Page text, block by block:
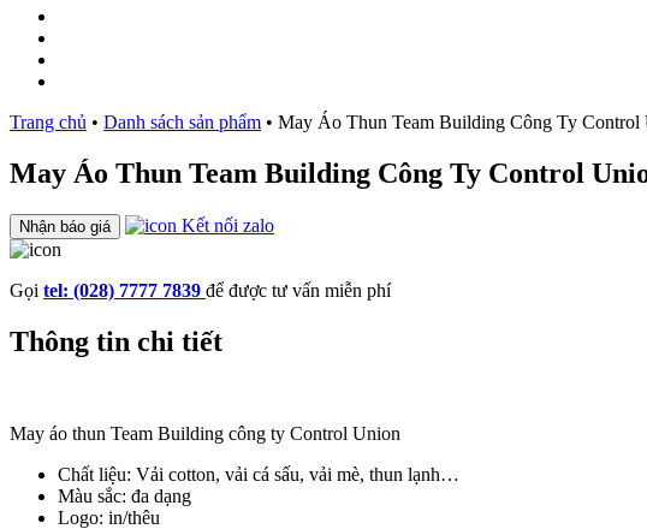
Trang chủ • Danh sách sản phẩm • May Áo Thun Team Building Công Ty Control
May Áo Thun Team Building Công Ty Control
Nhận báo giá Kết nối zalo
Gọi tel: (028) 7777 7839 để được tư vấn miễn phí
Thông tin chi tiết
May áo thun Team Building công ty Control Union
Chất liệu: Vải cotton, vải cá sấu, vải mè, thun lạnh…
Màu sắc: đa dạng
Logo: in/thêu